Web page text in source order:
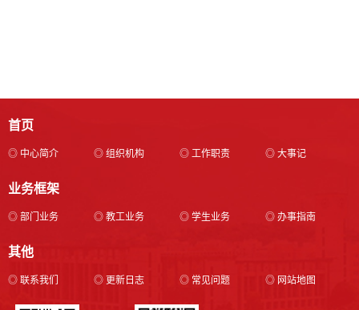
首页
◎ 中心简介 ◎ 组织机构 ◎ 工作职责 ◎ 大事记
业务框架
◎ 部门业务 ◎ 教工业务 ◎ 学生业务 ◎ 办事指南
其他
◎ 联系我们 ◎ 更新日志 ◎ 常见问题 ◎ 网站地图